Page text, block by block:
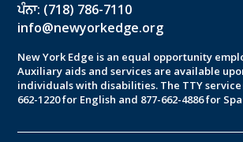
ਪੰਨਾ: (718) 786-7110
info@newyorkedge.org
New York Edge is an equal opportunity
Auxiliary aids and services are available
individuals with disabilities. The TTY service
662-1220 for English and 877-662-4886 for